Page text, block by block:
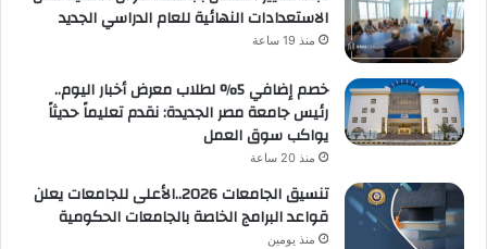
الاستعدادات النهائية للعام الدراسي الجديد
منذ 19 ساعة
خصم إضافي 5% لطلاب معرض أخبار اليوم..
رئيس جامعة مصر الجديدة: نقدم تعليماً حديثاً
يواكب سوق العمل
منذ 20 ساعة
تنسيق الجامعات 2026..الأعلى للجامعات يعلن
قواعد البرامج الخاصة بالجامعات الحكومية
منذ يومين